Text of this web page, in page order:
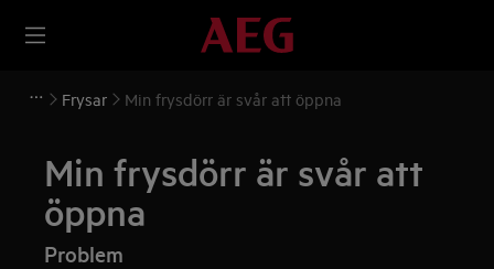
Frysar Min frysdörr är svår att öppna
Min frysdörr är svår att
öppna
Problem